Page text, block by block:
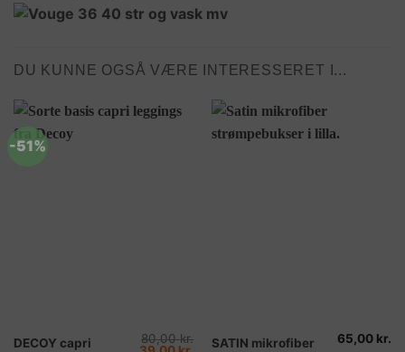
DU KUNNE OGSÅ VÆRE INTERESSERET I...
-51%
DECOY capri
80,00kr.
Dette
SATIN mikrofiber
65,00 kr.
Dette